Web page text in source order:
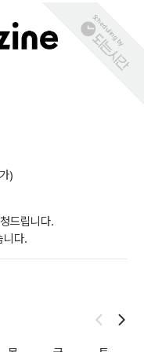
)
드립니다.
니다.
Scheduling by